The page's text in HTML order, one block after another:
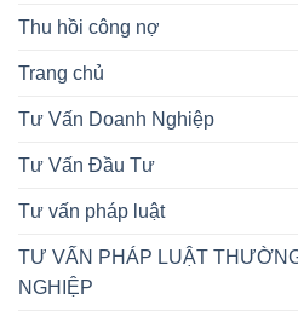
Thu hồi công nợ
Trang chủ
Tư Vấn Doanh Nghiệp
Tư Vấn Đầu Tư
Tư vấn pháp luật
TƯ VẤN PHÁP LUẬT
NGHIỆP